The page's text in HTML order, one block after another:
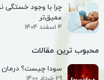
عمیق‌تر
4 اسفند 1404
محبوب ترین مقالات
سودا چیست؟